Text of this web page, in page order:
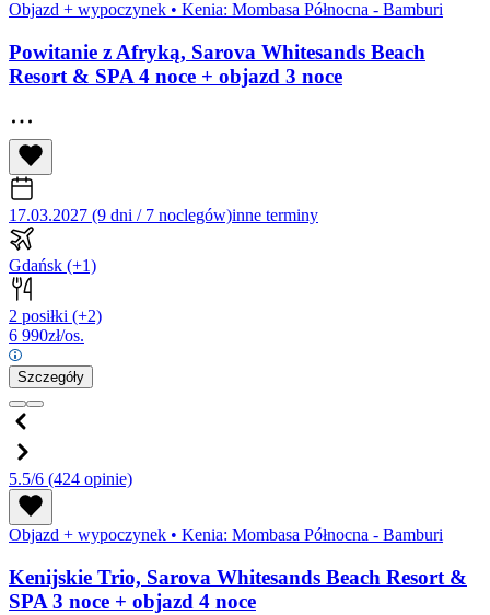
Objazd + wypoczynek • Kenia: Mombasa Północna - Bamburi
Powitanie z Afryką, Sarova Whitesands Beach
Resort & SPA 4 noce + objazd 3 noce
17.03.2027 (9 dni / 7 noclegów)inne terminy
Gdańsk (+1)
2 posiłki (+2)
6 990zł/os.
Szczegóły
5.5/6 (424 opinie)
Objazd + wypoczynek • Kenia: Mombasa Północna - Bamburi
Kenijskie Trio, Sarova Whitesands Beach Resort &
SPA 3 noce + objazd 4 noce